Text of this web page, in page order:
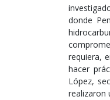
donde
requiera,
hacer
López,
realizaron